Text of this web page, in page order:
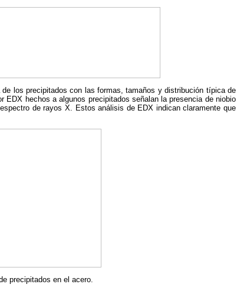
los precipitados con las formas, tamaños y distribución típica de
hechos a algunos precipitados señalan la presencia de niobio
de rayos X. Estos análisis de EDX indican claramente que
precipitados en el acero.